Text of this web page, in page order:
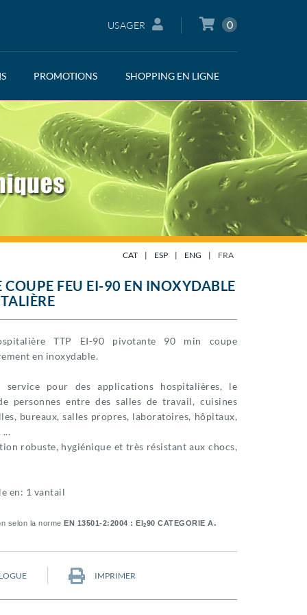
USAGER 0
PROMOTIONS SHOPPING EN LIGNE
CAT | ESP | ENG | FRA
COUPE FEU EI-90 EN INOXYDABLE
TTP EI-90 pivotante 90 min coupe
en inoxydable.
service pour des applications hospitalières, le
personnes entre des salles de travail, cuisines
bureaux, salles propres, laboratoires, hôpitaux,
...
robuste, hygiénique et très résistant aux chocs,
en: 1 vantail
selon la norme EN 13501-2:2004 : EI290 CATEGORIE A.
IMPRIMER